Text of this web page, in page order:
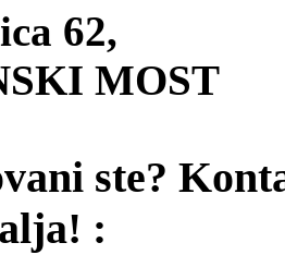
62,
MOST
ste?
: